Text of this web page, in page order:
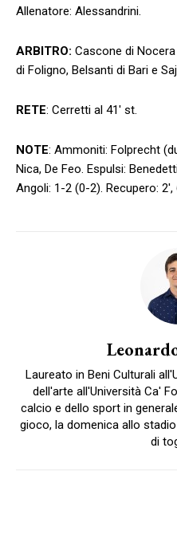
Allenatore: Alessandrini.
ARBITRO: Cascone di
di Foligno, Belsanti di Bari e
RETE: Cerretti al 41′ st.
NOTE: Ammoniti: Folprecht
Nica, De Feo. Espulsi:
Angoli: 1-2 (0-2). Recupero: 2′,
Laureato in Beni Culturali
dell'arte all'Università Ca'
calcio e dello sport in
gioco, la domenica allo
di